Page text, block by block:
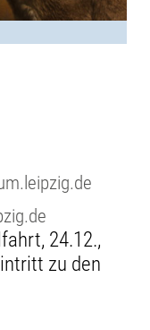
24.12.,
zu den